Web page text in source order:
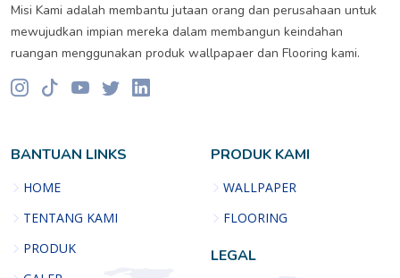
Misi Kami adalah membantu jutaan orang dan perusahaan untuk
mewujudkan impian mereka dalam membangun keindahan
ruangan menggunakan produk wallpapaer dan Flooring kami.
BANTUAN LINKS
HOME
TENTANG KAMI
PRODUK
PRODUK KAMI
WALLPAPER
FLOORING
LEGAL